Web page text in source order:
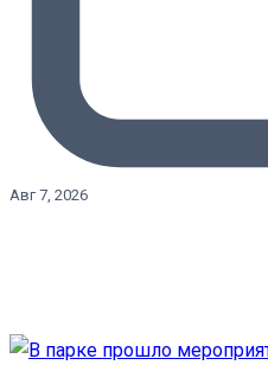
Авг 7, 2026